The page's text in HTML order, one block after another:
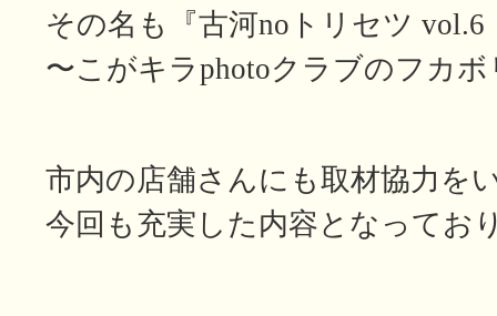
その名も『古河noトリセツ vol.6
〜こがキラphotoクラブのフカボ
市内の店舗さんにも取材協力を
今回も充実した内容となってお